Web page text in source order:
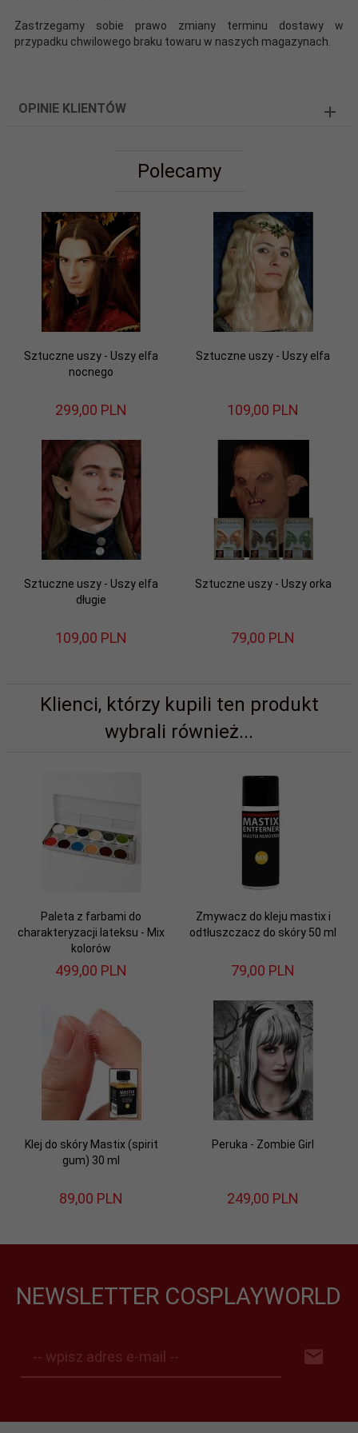
Zastrzegamy sobie prawo zmiany terminu dostawy w
przypadku chwilowego braku towaru w naszych magazynach.
OPINIE KLIENTÓW
Polecamy
Sztuczne uszy - Uszy elfa
nocnego
299,00 PLN
Sztuczne uszy - Uszy elfa
109,00 PLN
Sztuczne uszy - Uszy elfa
długie
109,00 PLN
Sztuczne uszy - Uszy orka
79,00 PLN
Klienci, którzy kupili ten produkt
wybrali również...
Paleta z farbami do
charakteryzacji lateksu - Mix
kolorów
499,00 PLN
Zmywacz do kleju mastix i
odtłuszczacz do skóry 50 ml
79,00 PLN
Klej do skóry Mastix (spirit
gum) 30 ml
89,00 PLN
Peruka - Zombie Girl
249,00 PLN
NEWSLETTER COSPLAYWORLD
-- wpisz adres e-mail --